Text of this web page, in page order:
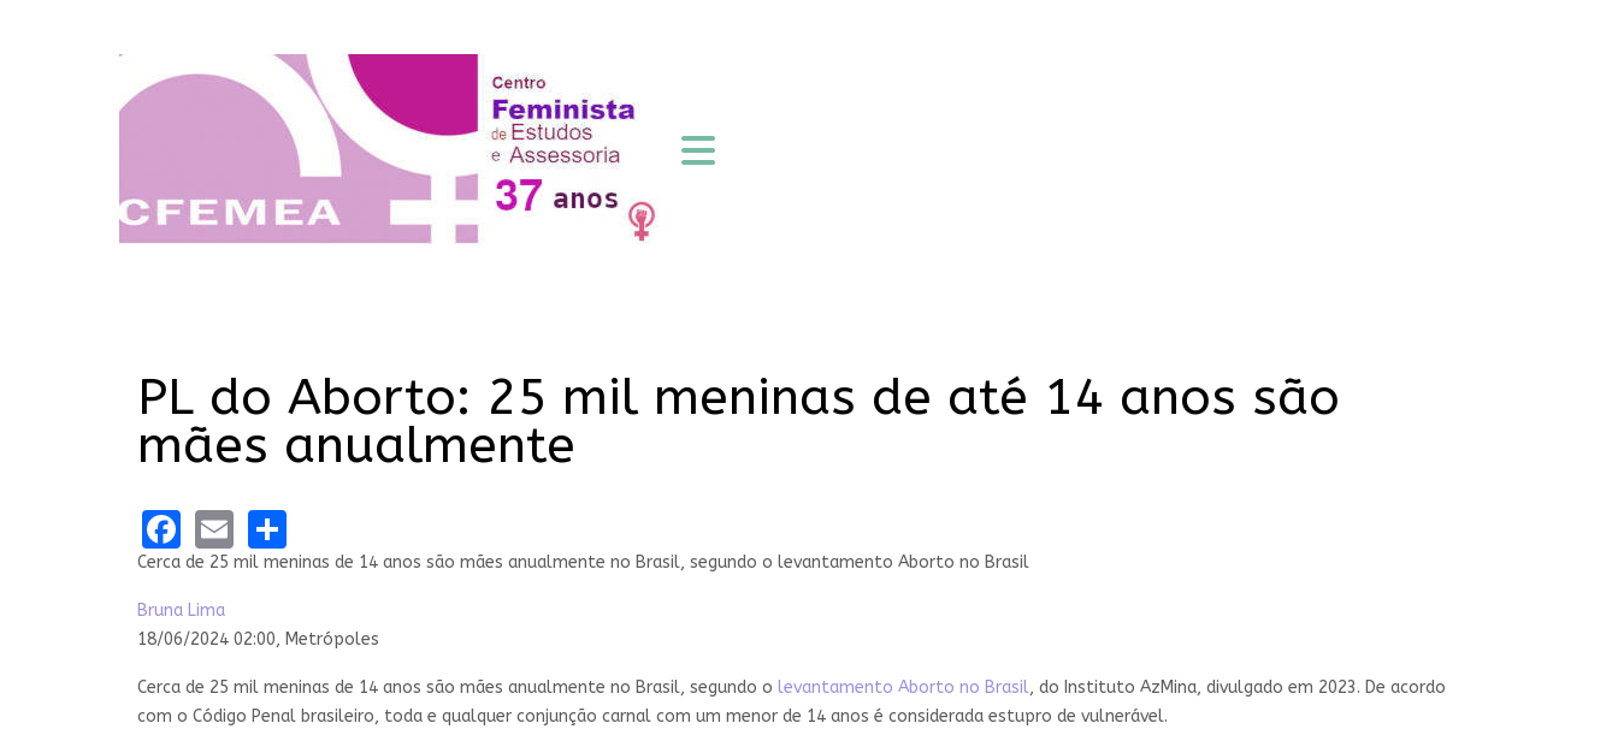
PL do Aborto: 25 mil meninas de até 14 anos são
mães anualmente
Facebook
Email
Cerca de 25 mil meninas de 14 anos são mães anualmente no Brasil, segundo o levantamento Aborto no Brasil
Bruna Lima
18/06/2024 02:00, Metrópoles
Cerca de 25 mil meninas de 14 anos são mães anualmente no Brasil, segundo o levantamento Aborto no Brasil, do Instituto AzMina, divulgado em 2023. De acordo
com o Código Penal brasileiro, toda e qualquer conjunção carnal com um menor de 14 anos é considerada estupro de vulnerável.